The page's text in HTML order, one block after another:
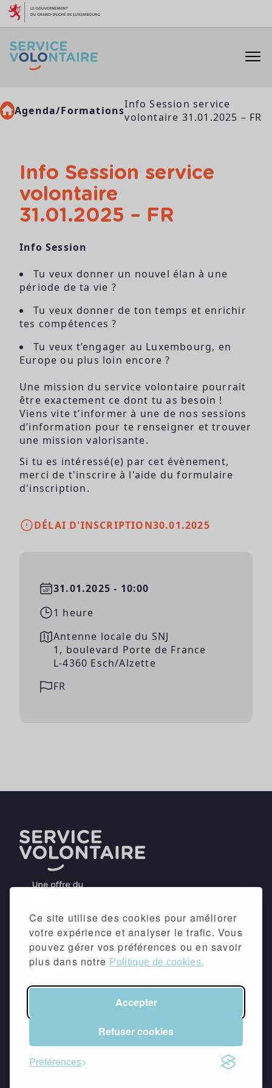
Ce site utilise des cookies pour améliorer
votre expérience et analyser le trafic. Vous
pouvez gérer vos préférences ou en savoir
plus dans notre Politique de cookies.
Accepter
Refuser cookies
Préférences
Aller au contenu
Agenda/FormationsInfo Session service
volontaire 31.01.2025 – FR
Info Session service
volontaire
31.01.2025 – FR
Info Session
Tu veux donner un nouvel élan à une
période de ta vie ?
Tu veux donner de ton temps et enrichir
tes compétences ?
Tu veux t’engager au Luxembourg, en
Europe ou plus loin encore ?
Une mission du service volontaire pourrait
être exactement ce dont tu as besoin !
Viens vite t’informer à une de nos sessions
d’information pour te renseigner et trouver
une mission valorisante.
Si tu es intéressé(e) par cet évènement,
merci de t'inscrire à l'aide du formulaire
d'inscription.
DÉLAI D'INSCRIPTION30.01.2025
31.01.2025 - 10:00
1 heure
Antenne locale du SNJ
1, boulevard Porte de France
L-4360 Esch/Alzette
FR
Mentions légales&Politique de
confidentialité
suivez-nous